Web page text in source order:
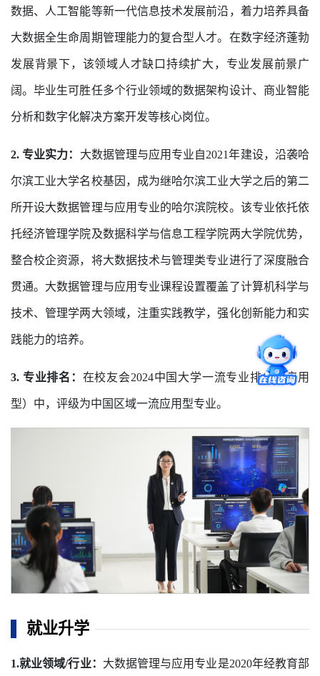
数据、人工智能等新一代信息技术发展前沿，着力培养具备
大数据全生命周期管理能力的复合型人才。在数字经济蓬勃
发展背景下，该领域人才缺口持续扩大，专业发展前景广
阔。毕业生可胜任多个行业领域的数据架构设计、商业智能
分析和数字化解决方案开发等核心岗位。
2. 专业实力： 大数据管理与应用专业自2021年建设，沿袭哈
尔滨工业大学名校基因，成为继哈尔滨工业大学之后的第二
所开设大数据管理与应用专业的哈尔滨院校。该专业依托依
托经济管理学院及数据科学与信息工程学院两大学院优势，
整合校企资源，将大数据技术与管理类专业进行了深度融合
贯通。大数据管理与应用专业课程设置覆盖了计算机科学与
技术、管理学两大领域，注重实践教学，强化创新能力和实
践能力的培养。
3. 专业排名： 在校友会2024中国大学一流专业排名（应用
型）中，评级为中国区域一流应用型专业。
就业升学
1.就业领域/行业： 大数据管理与应用专业是2020年经教育部